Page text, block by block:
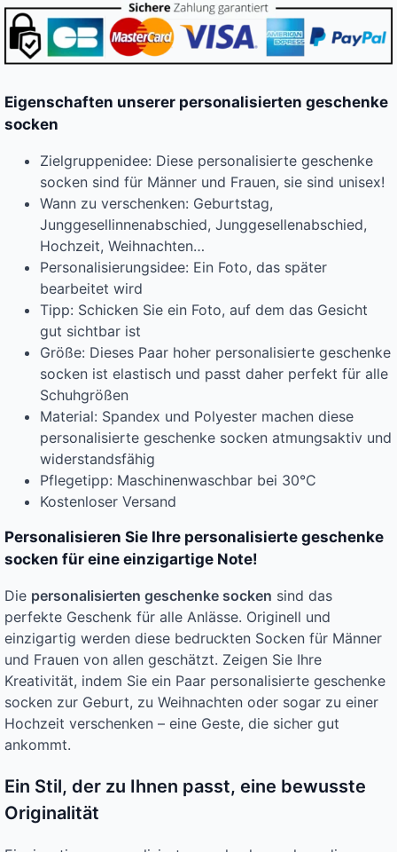
Eigenschaften unserer personalisierten geschenke
socken
Zielgruppenidee: Diese personalisierte geschenke
socken sind für Männer und Frauen, sie sind unisex!
Wann zu verschenken: Geburtstag,
Junggesellinnenabschied, Junggesellenabschied,
Hochzeit, Weihnachten…
Personalisierungsidee: Ein Foto, das später
bearbeitet wird
Tipp: Schicken Sie ein Foto, auf dem das Gesicht
gut sichtbar ist
Größe: Dieses Paar hoher personalisierte geschenke
socken ist elastisch und passt daher perfekt für alle
Schuhgrößen
Material: Spandex und Polyester machen diese
personalisierte geschenke socken atmungsaktiv und
widerstandsfähig
Pflegetipp: Maschinenwaschbar bei 30°C
Kostenloser Versand
Personalisieren Sie Ihre personalisierte geschenke
socken für eine einzigartige Note!
Die personalisierten geschenke socken sind das
perfekte Geschenk für alle Anlässe. Originell und
einzigartig werden diese bedruckten Socken für Männer
und Frauen von allen geschätzt. Zeigen Sie Ihre
Kreativität, indem Sie ein Paar personalisierte geschenke
socken zur Geburt, zu Weihnachten oder sogar zu einer
Hochzeit verschenken – eine Geste, die sicher gut
ankommt.
Ein Stil, der zu Ihnen passt, eine bewusste
Originalität